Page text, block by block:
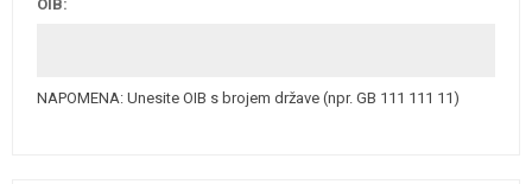
OIB:
NAPOMENA: Unesite OIB s brojem države (npr. GB 111 111 11)